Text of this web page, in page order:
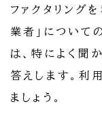
ファクタリング
業者」について
は、特によく聞
答えします。利
ましょう。